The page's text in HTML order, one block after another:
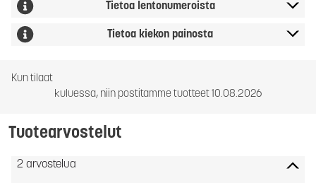
Tietoa lentonumeroista
Tietoa kiekon painosta
Kun tilaat
kuluessa, niin postitamme tuotteet 10.08.2026
Tuotearvostelut
2 arvostelua